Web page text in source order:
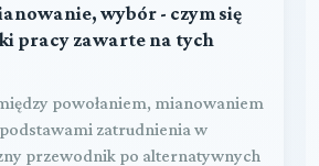
wybór - czym się
pracy zawarte na tych
powołaniem, mianowaniem
zatrudnienia w
przewodnik po alternatywnych